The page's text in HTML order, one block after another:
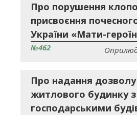
Про порушення
присвоєння
України «Мати-
№462
Про надання
житлового будинку з
господарськими